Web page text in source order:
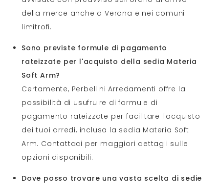
della merce anche a Verona e nei comuni
limitrofi.
Sono previste formule di pagamento
rateizzate per l'acquisto della sedia Materia
Soft Arm?
Certamente, Perbellini Arredamenti offre la
possibilità di usufruire di formule di
pagamento rateizzate per facilitare l'acquisto
dei tuoi arredi, inclusa la sedia Materia Soft
Arm. Contattaci per maggiori dettagli sulle
opzioni disponibili.
Dove posso trovare una vasta scelta di sedie